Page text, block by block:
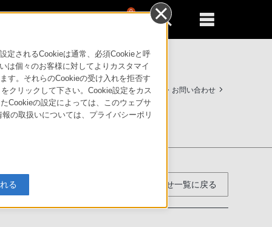
0
サポート・お問い合わせ
お知らせ一覧に戻る
定されるCookieは通常、必須Cookieと呼
は個々のお客様に対してよりカスタマイ
す。それらのCookieの受け入れを拒否す
クリックして下さい。Cookie設定をカス
Cookieの設定によっては、このウェブサ
の取扱いについては、プライバシーポリ
る